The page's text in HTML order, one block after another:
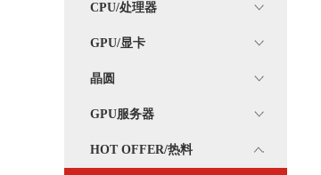
CPU/处理器
GPU/显卡
晶圆
GPU服务器
HOT OFFER/热料